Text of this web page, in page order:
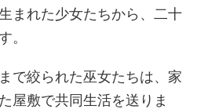
まれた少女たちから、二十
。
で絞られた巫女たちは、家
屋敷で共同生活を送りま